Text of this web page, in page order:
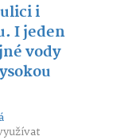
i
I jeden
vody